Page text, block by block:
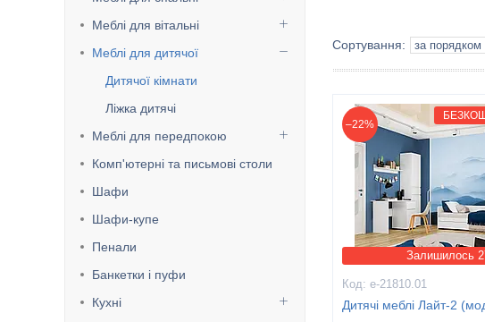
Меблі для вітальні
Меблі для дитячої
Дитячої кімнати
Ліжка дитячі
Меблі для передпокою
Комп'ютерні та письмові столи
Шафи
Шафи-купе
Пенали
Банкетки і пуфи
Кухні
–22%
Залишилось
е-21810.01
Дитячі меблі Лайт-2